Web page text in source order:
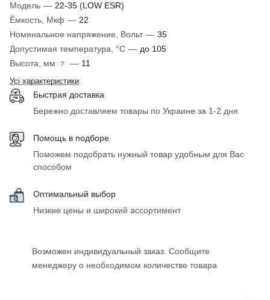
Модель — 22-35 (LOW ESR)
Ёмкость, Мкф — 22
Номинальное напряжение, Вольт — 35
Допустимая температура, °C — до 105
Высота, мм
? — 11
Усі характеристики
Быстрая доставка
Бережно доставляем товары по Украине за 1-2 дня
Помощь в подборе
Поможем подобрать нужный товар удобным для Вас
способом
Оптимальный выбор
Низкие цены и широкий ассортимент
Возможен индивидуальный заказ. Сообщите
менеджеру о необходимом количестве товара